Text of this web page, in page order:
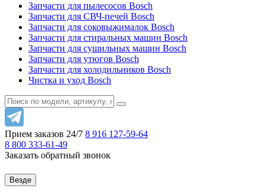
Запчасти для пылесосов Bosch
Запчасти для СВЧ-печей Bosch
Запчасти для соковыжималок Bosch
Запчасти для стиральных машин Bosch
Запчасти для сушильных машин Bosch
Запчасти для утюгов Bosch
Запчасти для холодильников Bosch
Чистка и уход Bosch
Прием заказов 24/7 8 916 127-59-64
8 800 333-61-49
Заказать обратный звонок
Везде